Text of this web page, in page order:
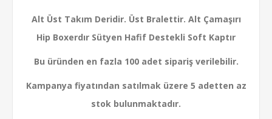
Alt Üst Takım Deridir. Üst Bralettir. Alt Çamaşırı
Hip Boxerdır Sütyen Hafif Destekli Soft Kaptır
Bu üründen en fazla 100 adet sipariş verilebilir.
Kampanya fiyatından satılmak üzere 5 adetten az
stok bulunmaktadır.